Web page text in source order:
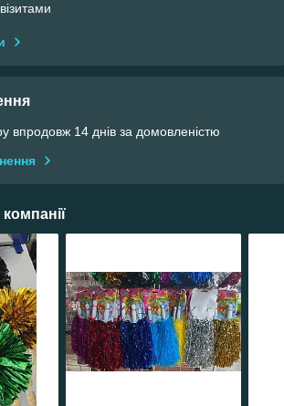
впродовж 14 днів за домовленістю